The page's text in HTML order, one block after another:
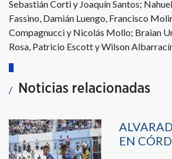
Sebastián Corti y Joaquín Santos;
Fassino, Damián Luengo, Francisco
Compagnucci y Nicolás Mollo; Braian
Rosa, Patricio Escott y Wilson
Noticias relacionadas
EN